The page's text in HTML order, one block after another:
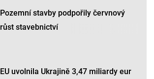
Pozemní stavby podpořily červnový
růst stavebnictví
EU uvolnila Ukrajině 3,47 miliardy eur